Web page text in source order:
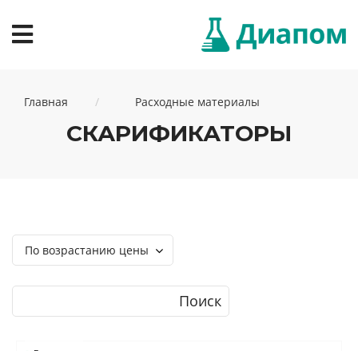
Главная Расходные материалы
СКАРИФИКАТОРЫ
По возрастанию цены
Поиск